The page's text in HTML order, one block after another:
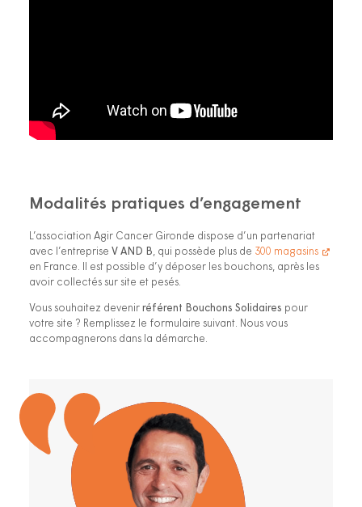
Modalités pratiques d’engagement
L’association Agir Cancer Gironde dispose d’un partenariat
avec l’entreprise V AND B, qui possède plus de 300 magasins
en France. Il est possible d’y déposer les bouchons, après les
avoir collectés sur site et pesés.
Vous souhaitez devenir référent Bouchons Solidaires pour
votre site ? Remplissez le formulaire suivant. Nous vous
accompagnerons dans la démarche.